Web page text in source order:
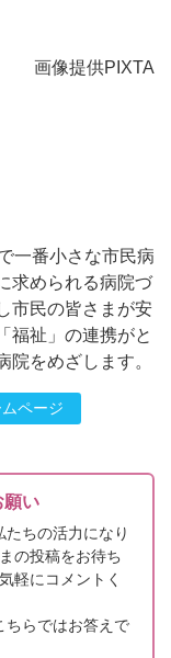
画像提供PIXTA
一番小さな市民病
求められる病院づ
市民の皆さまが安
福祉」の連携がと
をめざします。
ページ
願い
ちの活力になり
の投稿をお待ち
軽にコメントく
ちらではお答えで